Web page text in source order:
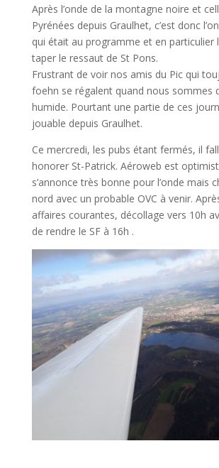
Après l’onde de la montagne noire et
Pyrénées depuis Graulhet, c’est donc
qui était au programme et en particulier
taper le ressaut de St Pons.
Frustrant de voir nos amis du Pic qui
foehn se régalent quand nous sommes
humide. Pourtant une partie de ces
jouable depuis Graulhet.
Ce mercredi, les pubs étant fermés, il
honorer St-Patrick. Aéroweb est
s’annonce très bonne pour l’onde mais
nord avec un probable OVC à venir.
affaires courantes, décollage vers 10h
de rendre le SF à 16h .